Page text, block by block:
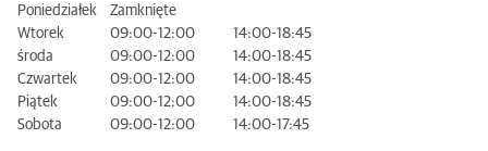
Poniedziałek
Zamknięte
Wtorek
09:00-12:00
14:00-18:45
środa
09:00-12:00
14:00-18:45
Czwartek
09:00-12:00
14:00-18:45
Piątek
09:00-12:00
14:00-18:45
Sobota
09:00-12:00 14:00-17:45